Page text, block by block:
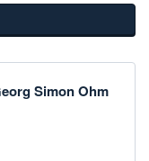
Simon Ohm